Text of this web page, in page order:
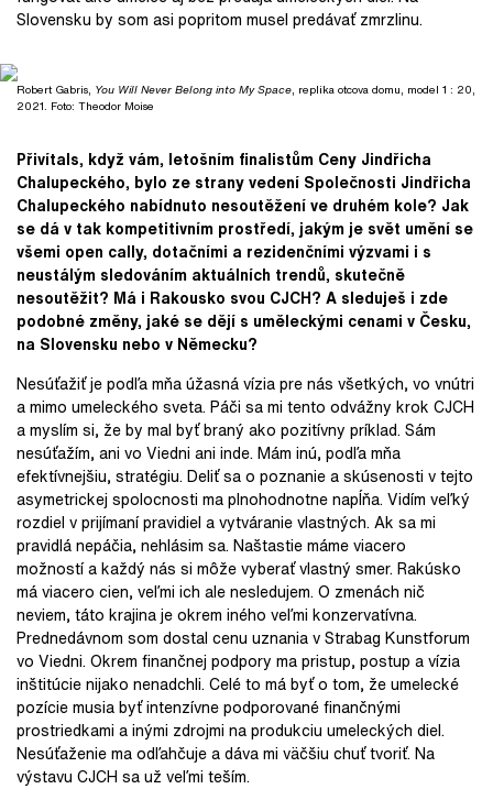
Slovensku by som asi popritom musel predávať zmrzlinu.
Robert Gabris, You Will Never Belong into My Space, replika otcova domu, model 1 : 20,
2021. Foto: Theodor Moise
Přivítals, když vám, letošním finalistům Ceny Jindřicha
Chalupeckého, bylo ze strany vedení Společnosti Jindřicha
Chalupeckého nabídnuto nesoutěžení ve druhém kole? Jak
se dá v tak kompetitivním prostředí, jakým je svět umění se
všemi open cally, dotačními a rezidenčními výzvami i s
neustálým sledováním aktuálních trendů, skutečně
nesoutěžit? Má i Rakousko svou CJCH? A sleduješ i zde
podobné změny, jaké se dějí s uměleckými cenami v Česku,
na Slovensku nebo v Německu?
Nesúťažiť je podľa mňa úžasná vízia pre nás všetkých, vo vnútri
a mimo umeleckého sveta. Páči sa mi tento odvážny krok CJCH
a myslím si, že by mal byť braný ako pozitívny príklad. Sám
nesúťažím, ani vo Viedni ani inde. Mám inú, podľa mňa
efektívnejšiu, stratégiu. Deliť sa o poznanie a skúsenosti v tejto
asymetrickej spolocnosti ma plnohodnotne napĺňa. Vidím veľký
rozdiel v prijímaní pravidiel a vytváranie vlastných. Ak sa mi
pravidlá nepáčia, nehlásim sa. Naštastie máme viacero
možností a každý nás si môže vyberať vlastný smer. Rakúsko
má viacero cien, veľmi ich ale nesledujem. O zmenách nič
neviem, táto krajina je okrem iného veľmi konzervatívna.
Prednedávnom som dostal cenu uznania v Strabag Kunstforum
vo Viedni. Okrem finančnej podpory ma pristup, postup a vízia
inštitúcie nijako nenadchli. Celé to má byť o tom, že umelecké
pozície musia byť intenzívne podporované finančnými
prostriedkami a inými zdrojmi na produkciu umeleckých diel.
Nesúťaženie ma odľahčuje a dáva mi väčšiu chuť tvoriť. Na
výstavu CJCH sa už veľmi teším.